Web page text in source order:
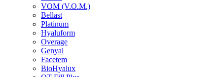
VOM (V.O.M.)
Bellast
Platinum
Hyaluform
Overage
Genyal
Facetem
BioHyalux